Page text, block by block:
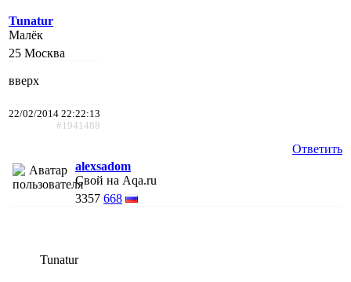
Tunatur
Малёк
25 Москва
вверх
22/02/2014 22:22:13
#1941488
Ответить
alexsadom
Свой на Aqa.ru
3357 668
Tunatur